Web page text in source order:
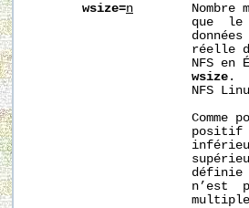
wsize=n
Nombre
que
réelle
NFS en
wsize .
NFS
Comme
n’est